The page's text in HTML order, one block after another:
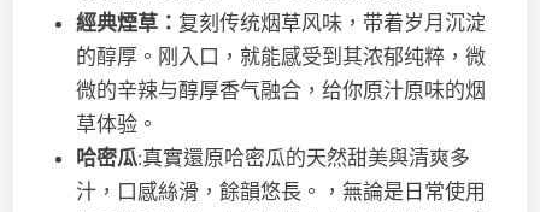
經典煙草： 复刻传统烟草风味，带着岁月沉淀
的醇厚。刚入口，就能感受到其浓郁纯粹，微
微的辛辣与醇厚香气融合，给你原汁原味的烟
草体验。
哈密瓜:真實還原哈密瓜的天然甜美與清爽多
汁，口感絲滑，餘韻悠長。，無論是日常使用